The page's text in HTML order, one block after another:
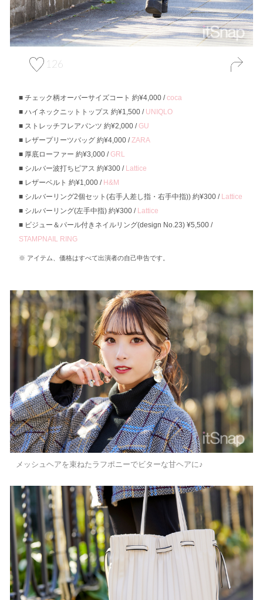
126
チェック柄オーバーサイズコート 約¥4,000 /coca
ハイネックニットトップス 約¥1,500 / UNIQLO
ストレッチフレアパンツ 約¥2,000 /GU
レザープリーツバッグ 約¥4,000 /ZARA
厚底ローファー 約¥3,000 /GRL
シルバー波打ちピアス 約¥300 / Lattice
レザーベルト 約¥1,000 / H&M
シルバーリング2個セット(右手人差し指・右手中指)) 約¥300 / Lattice
シルバーリング(左手中指) 約¥300 / Lattice
ビジュー＆パール付きネイルリング(design No.23) ¥5,500 /
STAMPNAIL RING
アイテム、価格はすべて出演者の自己申告です。
メッシュヘアを束ねたラフポニーでビターな甘ヘアに♪